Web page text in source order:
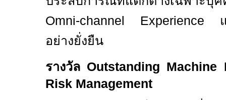
Omni-channel Experience
อย่างยั่งยืน
รางวัล Outstanding
Risk Management